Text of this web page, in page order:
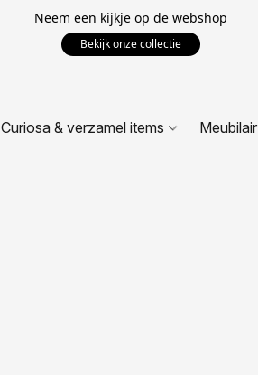
Neem een kijkje op de webshop
Bekijk onze collectie
Curiosa & verzamel items Meubilair